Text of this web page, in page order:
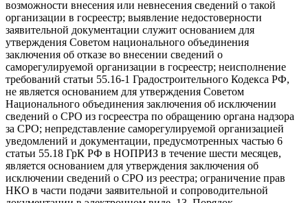
возможности внесения или невнесения сведений о такой
организации в госреестр; выявление недостоверности
заявительной документации служит основанием для
утверждения Советом национального объединения
заключения об отказе во внесении сведений о
саморегулируемой организации в госреестр; неисполнение
требований статьи 55.16-1 Градостроительного Кодекса РФ,
не является основанием для утверждения Советом
Национального объединения заключения об исключении
сведений о СРО из госреестра по обращению органа надзора
за СРО; непредставление саморегулируемой организацией
уведомлений и документации, предусмотренных частью 6
статьи 55.18 ГрК РФ в НОПРИЗ в течение шести месяцев,
является основанием для утверждения заключения об
исключении сведений о СРО из реестра; ограничение прав
НКО в части подачи заявительной и сопроводительной